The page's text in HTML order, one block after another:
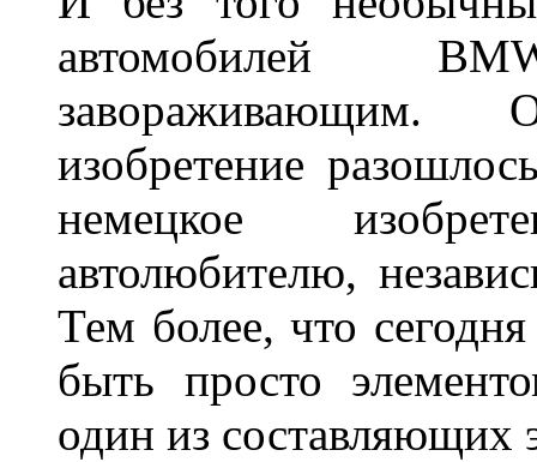
автомобилей
завораживающим.
изобретение
немецкое
автолюбителю,
Тем более, что сегодня
быть просто
один из